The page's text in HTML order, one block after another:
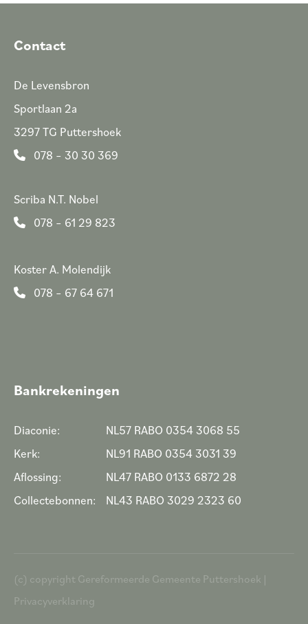
Contact
De Levensbron
Sportlaan 2a
3297 TG Puttershoek
078 – 30 30 369
Scriba N.T. Nobel
078 – 61 29 823
Koster A. Molendijk
078 – 67 64 671
Bankrekeningen
Diaconie:
NL57 RABO 0354 3068 55
Kerk:
NL91 RABO 0354 3031 39
Aflossing:
NL47 RABO 0133 6872 28
Collectebonnen:
NL43 RABO 3029 2323 60
(c) copyright Gereformeerde Gemeente Puttershoek |
Privacyverklaring